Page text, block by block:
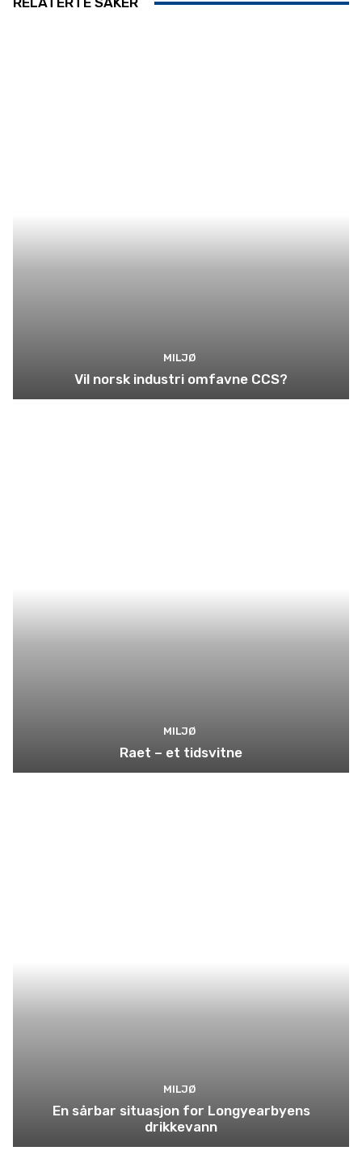
MILJØ
Vil norsk industri omfavne CCS?
MILJØ
Raet – et tidsvitne
MILJØ
En sårbar situasjon for Longyearbyens
drikkevann